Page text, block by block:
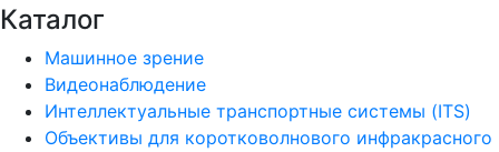
Каталог
Машинное зрение
Видеонаблюдение
Интеллектуальные транспортные системы (ITS)
Объективы для коротковолнового инфракрасного